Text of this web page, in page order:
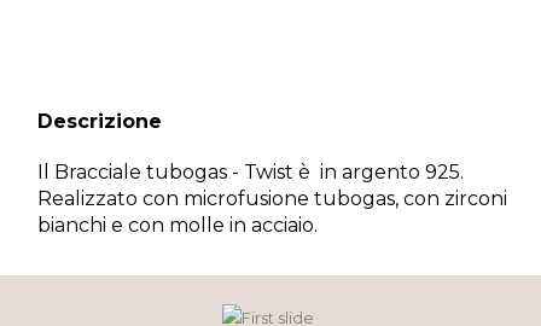
Descrizione
Il Bracciale tubogas - Twist è in argento 925.
Realizzato con microfusione tubogas, con zirconi
bianchi e con molle in acciaio.